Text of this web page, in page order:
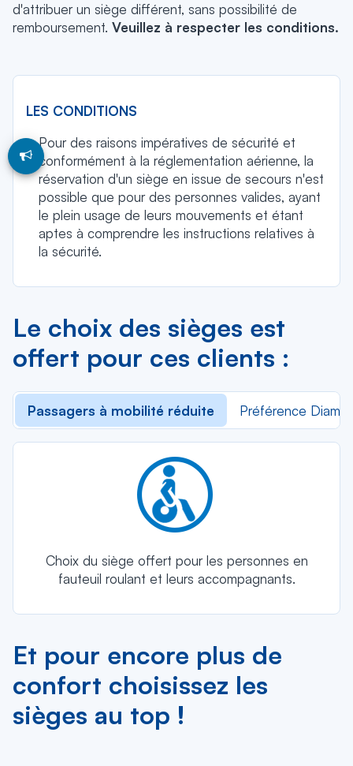
d'attribuer un siège différent, sans possibilité de
remboursement. Veuillez à respecter les conditions.
LES CONDITIONS
Pour des raisons impératives de sécurité et
conformément à la réglementation aérienne, la
réservation d'un siège en issue de secours n'est
possible que pour des personnes valides, ayant
le plein usage de leurs mouvements et étant
aptes à comprendre les instructions relatives à
la sécurité.
Le choix des sièges est
offert pour ces clients :
Passagers à mobilité réduite Préférence
Choix du siège offert pour les personnes en
fauteuil roulant et leurs accompagnants.
Et pour encore plus de
confort choisissez les
sièges au top !